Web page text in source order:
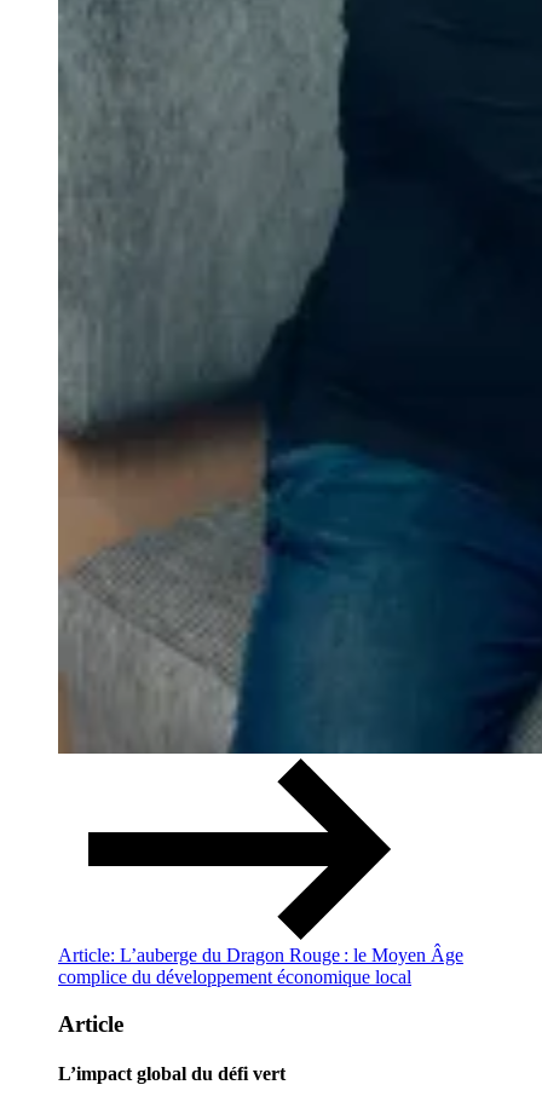
Article: L’auberge du Dragon Rouge : le Moyen Âge
complice du développement économique local
Article
L’impact global du défi vert